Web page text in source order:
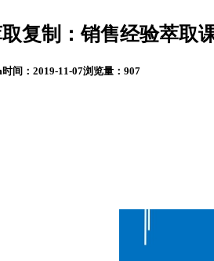
复制：销售经验萃取
时间： 2019-11-07浏览量： 907